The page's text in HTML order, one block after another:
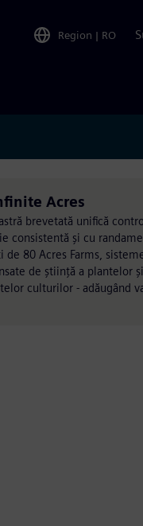
Region | RO
Acres
brevetată unifică
consistentă și cu
80 Acres Farms,
de știință a plantelor și
culturilor - adăugând